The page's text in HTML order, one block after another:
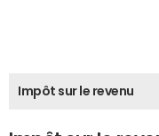
Impôt sur le revenu